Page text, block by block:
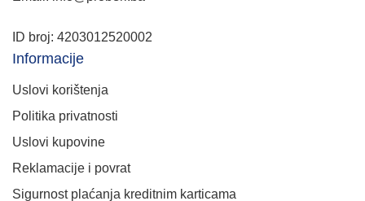
ID broj: 4203012520002
Informacije
Uslovi korištenja
Politika privatnosti
Uslovi kupovine
Reklamacije i povrat
Sigurnost plaćanja kreditnim karticama